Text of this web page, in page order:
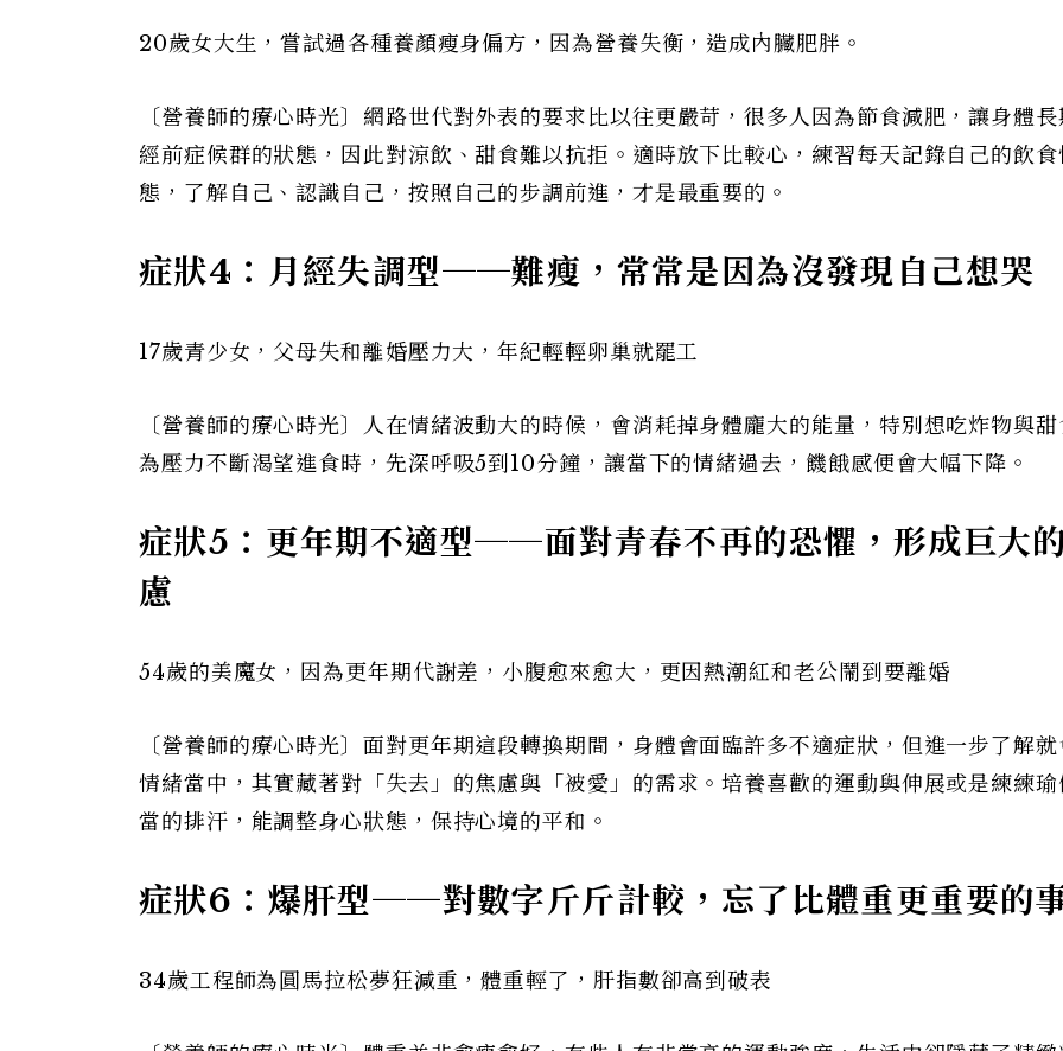
20歲女大生，嘗試過各種養顏瘦身偏方，因為營養失衡，造成內臟肥胖。
〔營養師的療心時光〕網路世代對外表的要求比以往更嚴苛，很多人因為節食減肥，讓身體
經前症候群的狀態，因此對涼飲、甜食難以抗拒。適時放下比較心，練習每天記錄自己的飲
態，了解自己、認識自己，按照自己的步調前進，才是最重要的。
症狀4：月經失調型──難瘦，常常是因為沒發現自己想哭
17歲青少女，父母失和離婚壓力大，年紀輕輕卵巢就罷工
〔營養師的療心時光〕人在情緒波動大的時候，會消耗掉身體龐大的能量，特別想吃炸物與
為壓力不斷渴望進食時，先深呼吸5到10分鐘，讓當下的情緒過去，饑餓感便會大幅下降。
症狀5：更年期不適型──面對青春不再的恐懼，形成巨大
慮
54歲的美魔女，因為更年期代謝差，小腹愈來愈大，更因熱潮紅和老公鬧到要離婚
〔營養師的療心時光〕面對更年期這段轉換期間，身體會面臨許多不適症狀，但進一步了解
情緒當中，其實藏著對「失去」的焦慮與「被愛」的需求。培養喜歡的運動與伸展或是練練
當的排汗，能調整身心狀態，保持心境的平和。
症狀6：爆肝型──對數字斤斤計較，忘了比體重更重要的
34歲工程師為圓馬拉松夢狂減重，體重輕了，肝指數卻高到破表